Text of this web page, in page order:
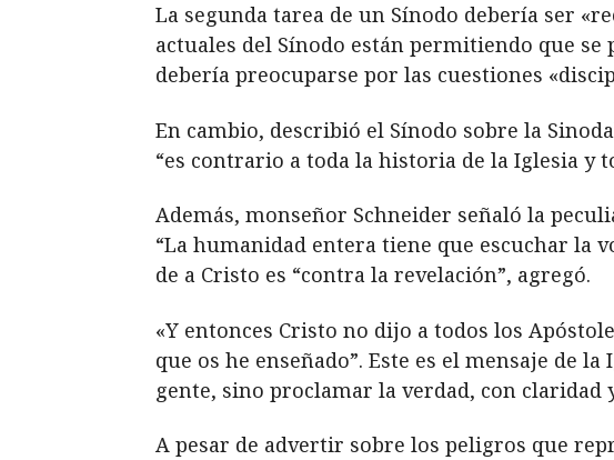
La segunda tarea de un Sínodo debería ser
actuales del Sínodo están permitiendo que
debería preocuparse por las cuestiones
En cambio, describió el Sínodo sobre la
“es contrario a toda la historia de la Iglesia y
Además, monseñor Schneider señaló la
“La humanidad entera tiene que escuchar la
de a Cristo es “contra la revelación”, agregó.
«Y entonces Cristo no dijo a todos los
que os he enseñado”. Este es el mensaje de
gente, sino proclamar la verdad, con
A pesar de advertir sobre los peligros que